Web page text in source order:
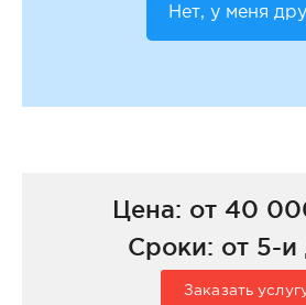
Нет, у меня
Цена: от 40
Сроки: от 5-и
Заказать